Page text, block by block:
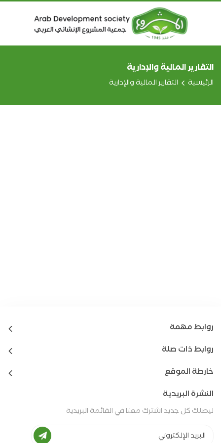
التقارير المالية والإدارية
الرئيسية التقارير المالية والإدارية
روابط مهمة
روابط ذات صلة
خارطة الموقع
النشرة البريدية
ليصلك كل جديد اشترك معنا في القائمة البريدية